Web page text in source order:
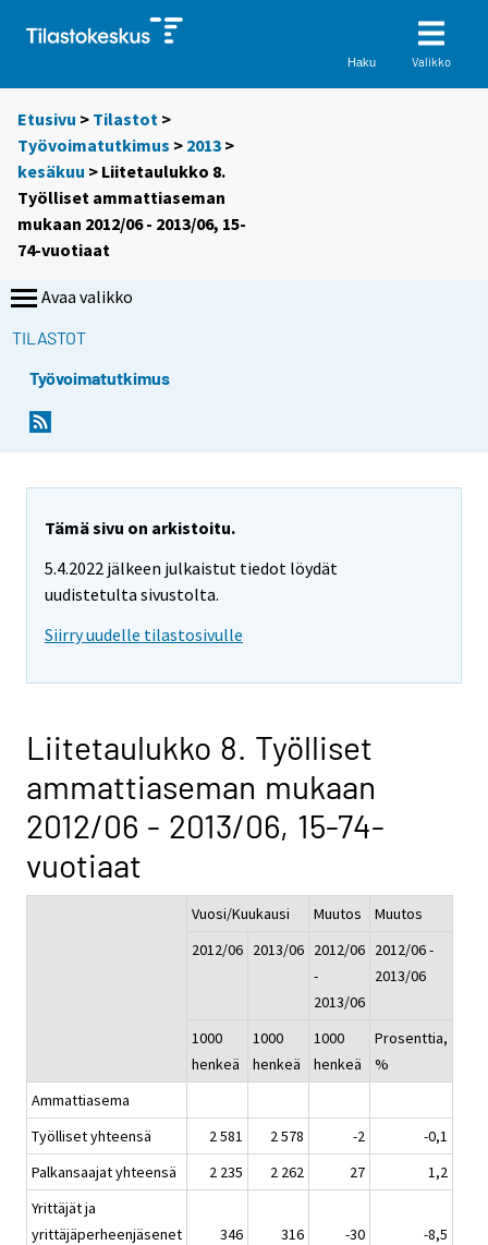
Haku Valikko
Etusivu > Tilastot >
Työvoimatutkimus > 2013 >
kesäkuu > Liitetaulukko 8.
Työlliset ammattiaseman
mukaan 2012/06 - 2013/06, 15-
74-vuotiaat
Avaa valikko
TILASTOT
Työvoimatutkimus
Tämä sivu on arkistoitu.
5.4.2022 jälkeen julkaistut tiedot löydät
uudistetulta sivustolta.
Siirry uudelle tilastosivulle
Liitetaulukko 8. Työlliset
ammattiaseman mukaan
2012/06 - 2013/06, 15-74-
vuotiaat
Vuosi/Kuukausi Muutos
Muutos
2012/06 2013/06 2012/06
-
2013/06
2012/06 -
2013/06
1000
henkeä
1000
henkeä
1000
henkeä
Prosenttia,
%
Ammattiasema
Työlliset yhteensä
2 581 2 578 -2
-0,1
Palkansaajat yhteensä
2 235 2 262 27
1,2
Yrittäjät ja
yrittäjäperheenjäsenet
346 316 -30 -8,5